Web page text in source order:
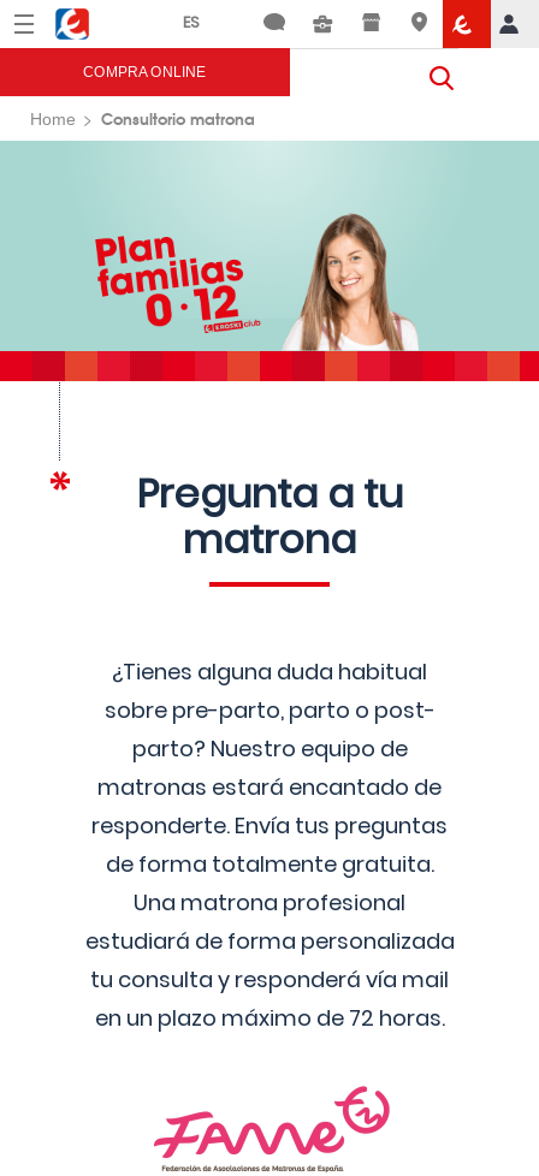
Menú Eroski
COMPRA ONLINE
Home Consultorio matrona
Pregunta a tu
matrona
¿Tienes alguna duda habitual
sobre pre-parto, parto o post-
parto? Nuestro equipo de
matronas estará encantado de
responderte. Envía tus preguntas
de forma totalmente gratuita.
Una matrona profesional
estudiará de forma personalizada
tu consulta y responderá vía mail
en un plazo máximo de 72 horas.